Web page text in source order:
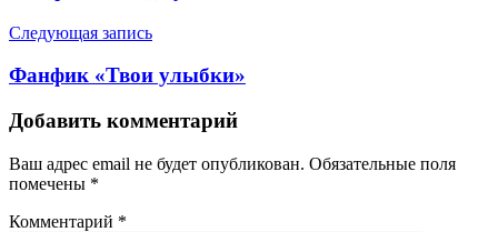
Следующая запись
Фанфик «Твои улыбки»
Добавить комментарий
Ваш адрес email не будет опубликован. Обязательные поля
помечены *
Комментарий *